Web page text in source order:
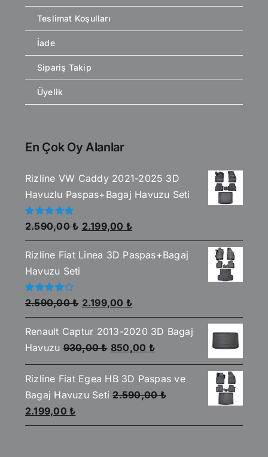
Teslimat Koşulları
İade
Sipariş Takip
Üyelik
En Çok Oy Alanlar
Rizline VW Caddy 2021-2025 3D
Havuzlu Paspas+Bagaj Havuzu Seti
5
üzerinden
5.00oy aldı
2.590,00₺ Orijinal
fiyat:
2.590,00 ₺.
2.199,00 ₺Şu
andaki
fiyat:
Rizline Fiat Linea 3D Paspas+Bagaj
Havuzu Seti
5
üzerinden
4.00oy
aldı
2.590,00₺ Orijinal
fiyat:
2.590,00 ₺.
2.199,00 ₺Şu
andaki
fiyat:
2.199,00 ₺.
Renault Captur 2013-2020 3D Bagaj
Havuzu 930,00₺ Orijinal
fiyat:
930,00 ₺.
850,00 ₺Şu
andaki
fiyat:
850,00 ₺.
Rizline Fiat Egea HB 3D Paspas ve
Bagaj Havuzu Seti 2.590,00₺
Orijinal
fiyat:
2.199,00 ₺Şu
andaki